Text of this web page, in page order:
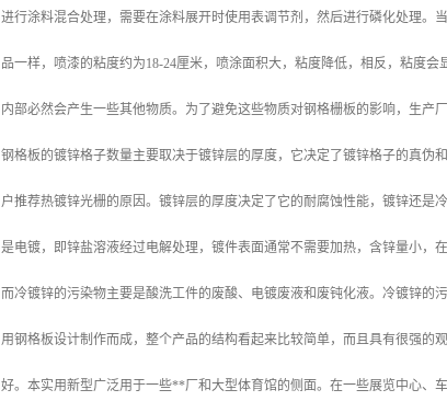
进行涂料混合处理，需要在涂料展开时使用表调节剂，然后进行磷化处理。
品一样，喷漆的粘度约为18-24厘米，喷涂面积大，粘度降低，相反，粘度
内部必然会产生一些其他物质。为了避免这些物质对钢格栅板的影响，生产
钢格板的镀锌格子数量主要取决于镀锌层的厚度，它决定了镀锌格子的真伪
户推荐热镀锌光栅的原因。镀锌层的厚度决定了它的耐腐蚀性能，镀锌还
是电镀，即锌盐溶液经过电解处理，镀件表面通常不需要加热，含锌量小，
而冷镀锌的污染物主要是酸洗工件的废酸、电镀废液和废钝化液。冷镀锌
用钢格板设计制作而成，整个产品的结构看起来比较简单，而且具有很强
好。本实用新型广泛用于一些**厂和大型体育馆的侧面。在一些展览中心、